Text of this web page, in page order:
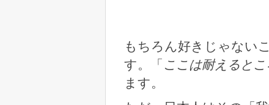
もちろん好きじゃない
す。「ここは耐えるとこ
ます。